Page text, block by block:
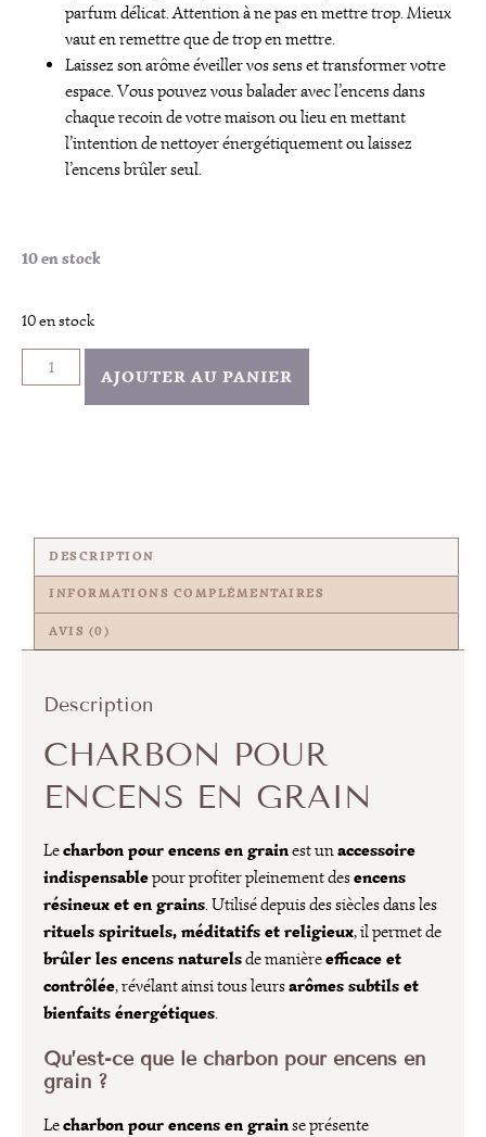
parfum délicat. Attention à ne pas en mettre trop. Mieux
vaut en remettre que de trop en mettre.
Laissez son arôme éveiller vos sens et transformer votre
espace. Vous pouvez vous balader avec l’encens dans
chaque recoin de votre maison ou lieu en mettant
l’intention de nettoyer énergétiquement ou laissez
l’encens brûler seul.
10 en stock
10 en stock
AJOUTER AU PANIER
DESCRIPTION
INFORMATIONS COMPLÉMENTAIRES
AVIS (0)
Description
CHARBON POUR
ENCENS EN GRAIN
Lecharbon pour encens en grainest unaccessoire
indispensablepour profiter pleinement desencens
résineux et en grains. Utilisé depuis des siècles dans les
rituels spirituels, méditatifs et religieux, il permet de
brûler les encens naturelsde manièreefficace et
contrôlée, révélant ainsi tous leursarômes subtils et
bienfaits énergétiques.
Qu’est-ce que le charbon pour encens en
grain ?
Lecharbon pour encens en grainse présente